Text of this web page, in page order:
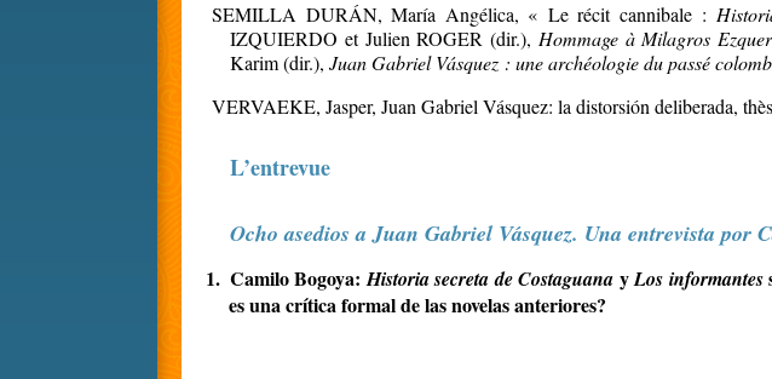
SEMILLA DURÁN, María Angélica, « Le récit cannibale :
IZQUIERDO et Julien ROGER (dir.), Hommage à Milagros
Karim (dir.), Juan Gabriel Vásquez : une archéologie du passé
VERVAEKE, Jasper, Juan Gabriel Vásquez: la distorsión deliberada,
L’entrevue
Ocho asedios a Juan Gabriel Vásquez. Una entrevista por
1. Camilo Bogoya:Historia secreta de Costaguana yLos informantes
es una crítica formal de las novelas anteriores?